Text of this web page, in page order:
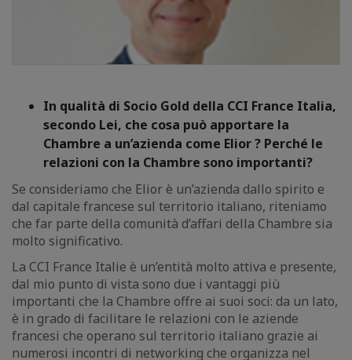
In qualità di Socio Gold della CCI France Italia,
secondo Lei, che cosa può apportare la
Chambre a un’azienda come Elior ? Perché le
relazioni con la Chambre sono importanti?
Se consideriamo che Elior è un’azienda dallo spirito e
dal capitale francese sul territorio italiano, riteniamo
che far parte della comunità d’affari della Chambre sia
molto significativo.
La CCI France Italie è un’entità molto attiva e presente,
dal mio punto di vista sono due i vantaggi più
importanti che la Chambre offre ai suoi soci: da un lato,
è in grado di facilitare le relazioni con le aziende
francesi che operano sul territorio italiano grazie ai
numerosi incontri di networking che organizza nel